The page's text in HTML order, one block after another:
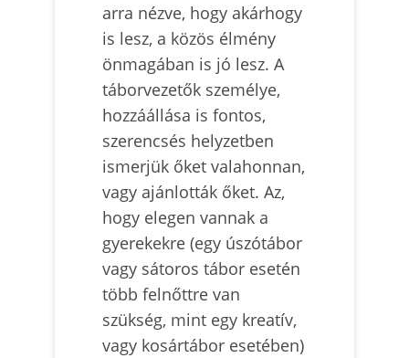
arra nézve, hogy akárhogy
is lesz, a közös élmény
önmagában is jó lesz. A
táborvezetők személye,
hozzáállása is fontos,
szerencsés helyzetben
ismerjük őket valahonnan,
vagy ajánlották őket. Az,
hogy elegen vannak a
gyerekekre (egy úszótábor
vagy sátoros tábor esetén
több felnőttre van
szükség, mint egy kreatív,
vagy kosártábor esetében)